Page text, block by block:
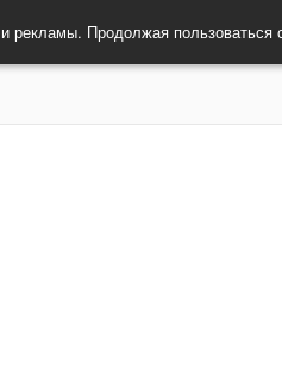
Продолжая пользоваться